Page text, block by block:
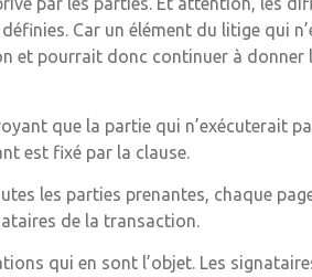
Car un élément du litige qui
et pourrait donc continuer à
que la partie qui n’exécuterait
est fixé par la clause.
les parties prenantes, chaque
de la transaction.
qui en sont l’objet. Les